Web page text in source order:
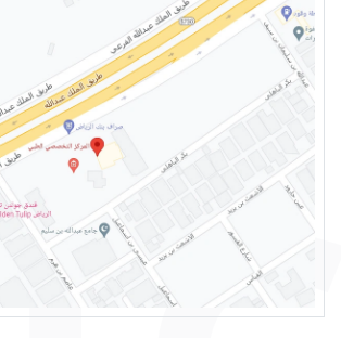
نزيف الشبكية في العين
اعراض الشبكية في العين